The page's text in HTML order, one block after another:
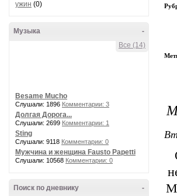
ужин (0)
-
Музыка
Все (14)
Besame Mucho
Слушали: 1896 Комментарии: 3
Долгая Дорога...
Слушали: 2699 Комментарии: 1
Sting
Слушали: 9118 Комментарии: 0
Мужчина и женщина Fausto Papetti
Слушали: 10568 Комментарии: 0
-
Поиск по дневнику